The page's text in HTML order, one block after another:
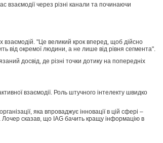
взаємодії через різні канали та починаючи
взаємодій. "Це великий крок вперед, щоб дійсно
від окремої людини, а не лише від рівня сегмента".
досвід, де різні точки дотику на попередніх
взаємодії. Роль штучного інтелекту швидко
яка впроваджує інновації в цій сфері –
Лочер сказав, що IAG бачить кращу інформацію в